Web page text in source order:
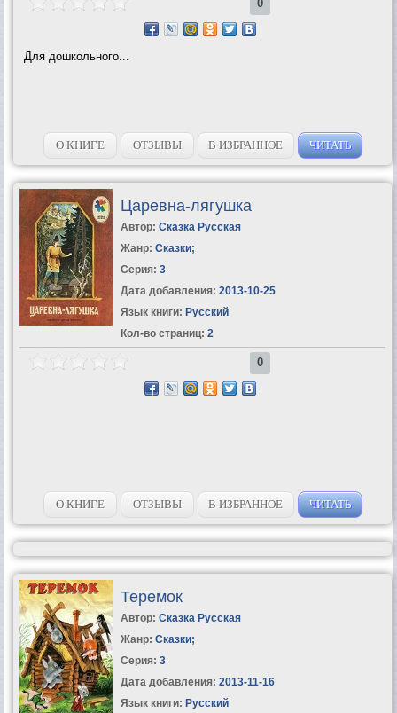
0
Для дошкольного...
О КНИГЕ ОТЗЫВЫ В ИЗБРАННОЕ ЧИТАТЬ
Царевна-лягушка
Автор: Сказка Русская
Жанр: Сказки;
Серия: 3
Дата добавления: 2013-10-25
Язык книги: Русский
Кол-во страниц: 2
0
О КНИГЕ ОТЗЫВЫ В ИЗБРАННОЕ ЧИТАТЬ
Теремок
Автор: Сказка Русская
Жанр: Сказки;
Серия: 3
Дата добавления: 2013-11-16
Язык книги: Русский